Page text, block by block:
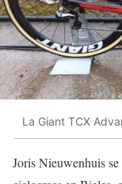
La Giant TCX
Joris Nieuwenhuis